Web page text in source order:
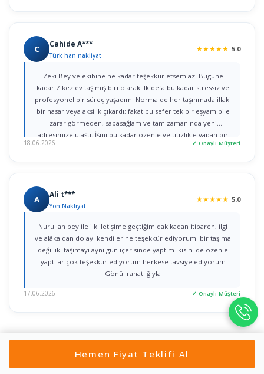
C Cahide A***
Türk han nakliyat
★★★★★ 5.0
Zeki Bey ve ekibine ne kadar teşekkür etsem az. Bugüne
kadar 7 kez ev taşımış biri olarak ilk defa bu kadar stressiz ve
profesyonel bir süreç yaşadım. Normalde her taşınmada illaki
bir hasar veya aksilik çıkardı; fakat bu sefer tek bir eşyam bile
zarar görmeden, sapasağlam ve tam zamanında yeni
adresimize ulaştı. İşini bu kadar özenle ve titizlikle yapan bir
firmaya rastlamak gerçekten büyük şans. Herkese gönül
18.06.2026 ✓ Onaylı Müşteri
A Ali t***
Yön Nakliyat
★★★★★ 5.0
Nurullah bey ile ilk iletişime geçtiğim dakikadan itibaren, ilgi
ve alâka dan dolayı kendilerine teşekkür ediyorum. bir taşıma
değil iki taşımayı aynı gün içerisinde yaptım ikisini de özenle
yaptılar çok teşekkür ediyorum herkese tavsiye ediyorum
Gönül rahatlığıyla
17.06.2026 ✓ Onaylı Müşteri
Hemen Fiyat Teklifi Al